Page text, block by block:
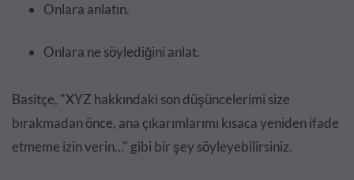
Onlara anlatın.
Onlara ne söylediğini anlat.
Basitçe, "XYZ hakkındaki son düşüncelerimi size
bırakmadan önce, ana çıkarımlarımı kısaca yeniden ifade
etmeme izin verin..." gibi bir şey söyleyebilirsiniz.